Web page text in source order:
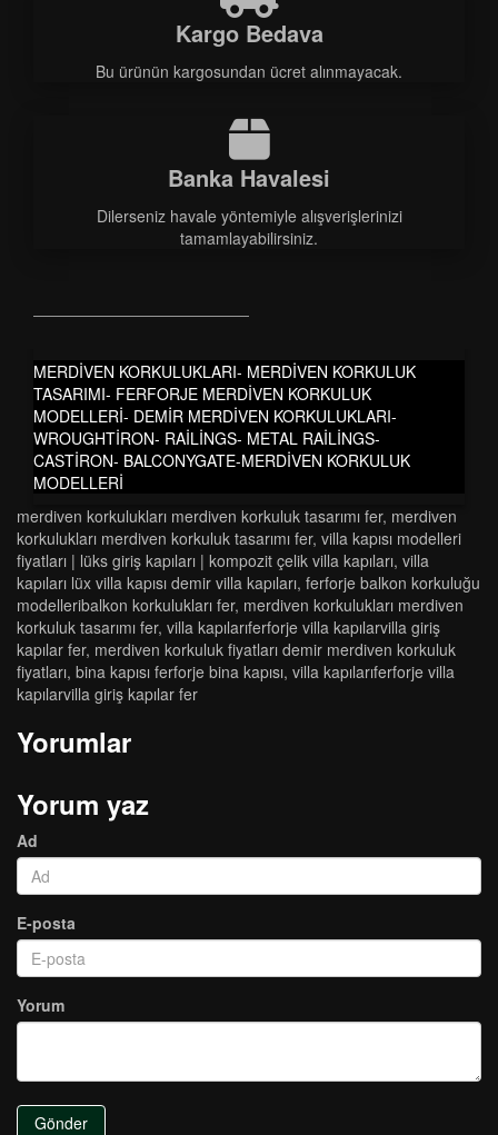
Kargo Bedava
Bu ürünün kargosundan ücret alınmayacak.
Banka Havalesi
Dilerseniz havale yöntemiyle alışverişlerinizi
tamamlayabilirsiniz.
MERDİVEN KORKULUKLARI- MERDİVEN KORKULUK
TASARIMI- FERFORJE MERDİVEN KORKULUK
MODELLERİ- DEMİR MERDİVEN KORKULUKLARI-
WROUGHTİRON- RAİLİNGS- METAL RAİLİNGS-
CASTİRON- BALCONYGATE-MERDİVEN KORKULUK
MODELLERİ
merdi̇ven korkuluklari merdi̇ven korkuluk tasarimi fer, merdi̇ven
korkuluklari merdi̇ven korkuluk tasarimi fer, villa kapısı modelleri
fiyatları | lüks giriş kapıları | kompozit çelik villa kapıları, villa
kapıları lüx villa kapısı demir villa kapıları, ferforje balkon korkuluğu
modelleri̇balkon korkuluklari fer, merdi̇ven korkuluklari merdi̇ven
korkuluk tasarimi fer, vi̇lla kapilariferforje vi̇lla kapilarvi̇lla gi̇ri̇ş
kapilar fer, merdi̇ven korkuluk fi̇yatlari demi̇r merdi̇ven korkuluk
fi̇yatlari, bi̇na kapisi ferforje bi̇na kapisi, vi̇lla kapilariferforje vi̇lla
kapilarvi̇lla gi̇ri̇ş kapilar fer
Yorumlar
Yorum yaz
Ad
E-posta
Yorum
Gönder